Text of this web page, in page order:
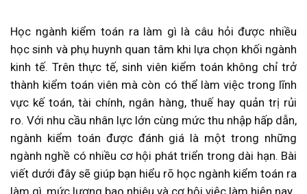
Học ngành kiểm toán ra làm gì là câu hỏi được nhiều
học sinh và phụ huynh quan tâm khi lựa chọn khối ngành
kinh tế. Trên thực tế, sinh viên kiểm toán không chỉ trở
thành kiểm toán viên mà còn có thể làm việc trong lĩnh
vực kế toán, tài chính, ngân hàng, thuế hay quản trị rủi
ro. Với nhu cầu nhân lực lớn cùng mức thu nhập hấp dẫn,
ngành kiểm toán được đánh giá là một trong những
ngành nghề có nhiều cơ hội phát triển trong dài hạn. Bài
viết dưới đây sẽ giúp bạn hiểu rõ học ngành kiểm toán ra